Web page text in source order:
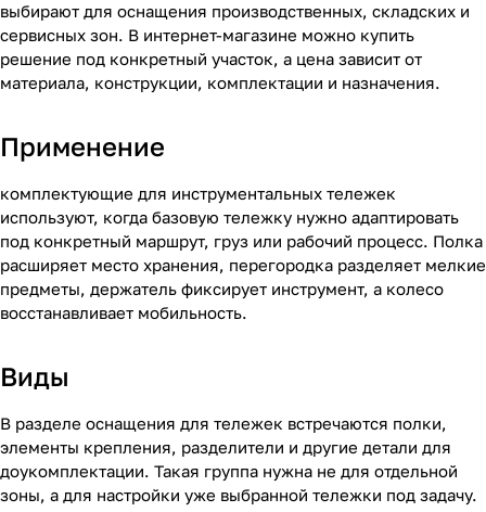
выбирают для оснащения производственных, складских и
сервисных зон. В интернет-магазине можно купить
решение под конкретный участок, а цена зависит от
материала, конструкции, комплектации и назначения.
Применение
комплектующие для инструментальных тележек
используют, когда базовую тележку нужно адаптировать
под конкретный маршрут, груз или рабочий процесс. Полка
расширяет место хранения, перегородка разделяет мелкие
предметы, держатель фиксирует инструмент, а колесо
восстанавливает мобильность.
Виды
В разделе оснащения для тележек встречаются полки,
элементы крепления, разделители и другие детали для
доукомплектации. Такая группа нужна не для отдельной
зоны, а для настройки уже выбранной тележки под задачу.